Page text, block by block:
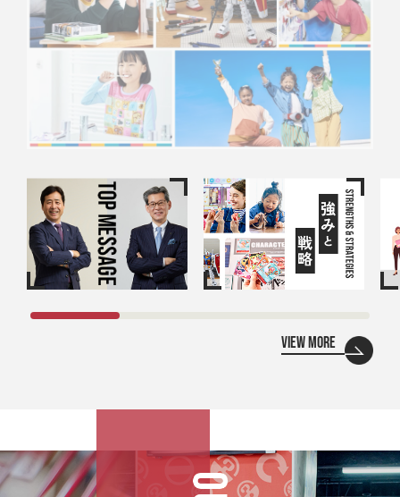
VIEW MORE